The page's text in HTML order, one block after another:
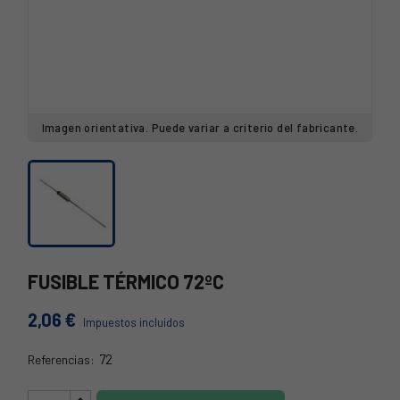
Imagen orientativa. Puede variar a criterio del fabricante.
FUSIBLE TÉRMICO 72ºC
2,06 € Impuestos incluidos
Referencias: 72
FT72S